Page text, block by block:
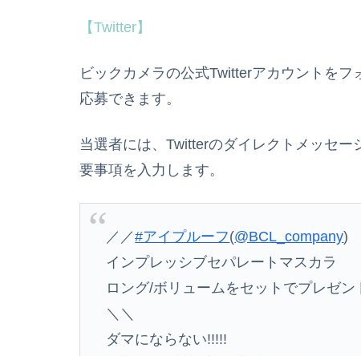
【Twitter】
ビックカメラの公式Twitterアカウントを
応募できます。
当選者には、Twitterのダイレクトメッセ
要事項を入力します。
／／#アイプルーフ(@BCL_company)
インプレッシブセパレートマスカラ
ロング/ボリュームをセットでプレゼン
＼＼
ダマにならない!!!!!